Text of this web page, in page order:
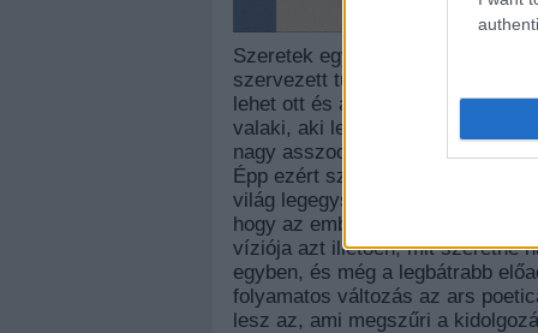
Szeretek egyedül utazni,
szervezett túrára megy,
lehet ott és akkor megállni,
valaki, aki lemarad, vagy aki épp
nagy asszociációs készség
Épp ezért szólólemezt készíteni
világ legegyszerűbb, leginkább
hogy az ember elboldoguljon
víziója azt illetően, mit szeretne
egyben, és még a legbátrabb
folyamatos változás az ars
lesz az, ami megszűri a